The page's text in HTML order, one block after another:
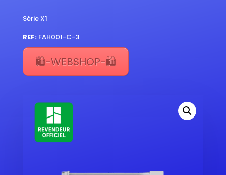
Série X1
REF: FAH001-C-3
🛍️-WEBSHOP-🛍️